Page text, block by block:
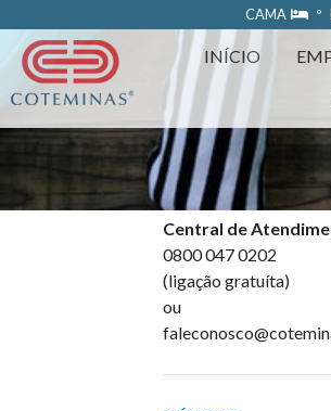
https://www.coteminas.com.br/desenv-
CAMA º
INÍCIO
Central de
0800 047 0202
(ligação gratuíta)
ou